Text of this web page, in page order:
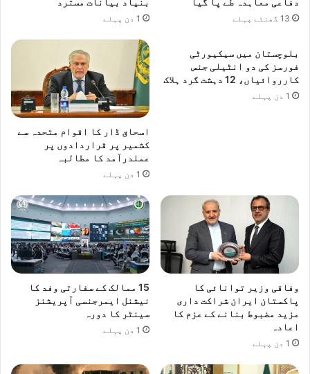
ا
ت
ی
ی
ا
ل
ر
ہ
ی
ا
ا
ع
ل
ن
13 گھنٹے پہلے 1 دن پہلے
بلوچستان میں سیکیورٹی
فورسز کی دو انٹیلی جنس
کارروائیاں، 12 دہشت گرد ہلاک
1 دن پہلے
اسحاق ڈار کا اقوام متحدہ سے
کشمیر پر قراردادوں پر
عملدرآمد کا مطالبہ
1 دن پہلے
وفاقی وزیر توانائی کا
پاکستان ایران شراکت داری
مزید مضبوط بنانے کے عزم کا
اعادہ
1 دن پہلے
15 ممالک کے سفارتی وفد کا
نیشنل ایمرجنسی آپریشنز
سینٹر کا دورہ
1 دن پہلے